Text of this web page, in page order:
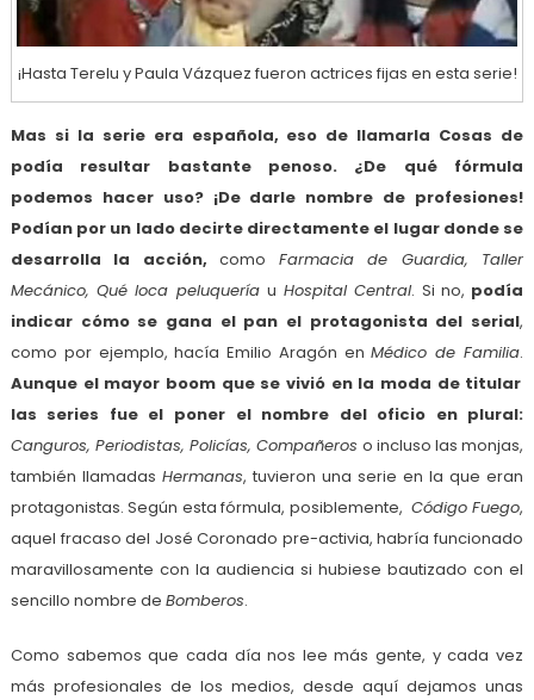
¡Hasta Terelu y Paula Vázquez fueron actrices fijas en esta serie!
Mas si la serie era española, eso de llamarla Cosas de
podía resultar bastante penoso. ¿De qué fórmula
podemos hacer uso? ¡De darle nombre de profesiones!
Podían por un lado decirte directamente el lugar donde se
desarrolla la acción, como Farmacia de Guardia, Taller
Mecánico, Qué loca peluquería u Hospital Central. Si no, podía
indicar cómo se gana el pan el protagonista del serial,
como por ejemplo, hacía Emilio Aragón enMédico de Familia.
Aunque el mayor boom que se vivió en la moda de titular
las series fue el poner el nombre del oficio en plural:
Canguros, Periodistas, Policías, Compañeros o incluso las monjas,
también llamadas Hermanas, tuvieron una serie en la que eran
protagonistas. Según esta fórmula, posiblemente, Código Fuego,
aquel fracaso del José Coronado pre-activia, habría funcionado
maravillosamente con la audiencia si hubiese bautizado con el
sencillo nombre de Bomberos.
Como sabemos que cada día nos lee más gente, y cada vez
más profesionales de los medios, desde aquí dejamos unas